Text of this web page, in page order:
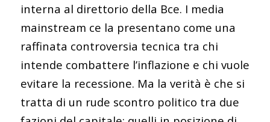
interna al direttorio della Bce. I media
mainstream ce la presentano come una
raffinata controversia tecnica tra chi
intende combattere l’inflazione e chi vuole
evitare la recessione. Ma la verità è che si
tratta di un rude scontro politico tra due